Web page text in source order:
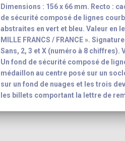
Dimensions : 156 x 66 mm. Recto :
de sécurité composé de lignes
abstraites en vert et bleu. Valeur en
MILLE FRANCS / FRANCE ».
Sans, 2, 3 et X (numéro à 8
Un fond de sécurité composé de
médaillon au centre posé sur un
sur un fond de nuages et les trois
les billets comportant la lettre de